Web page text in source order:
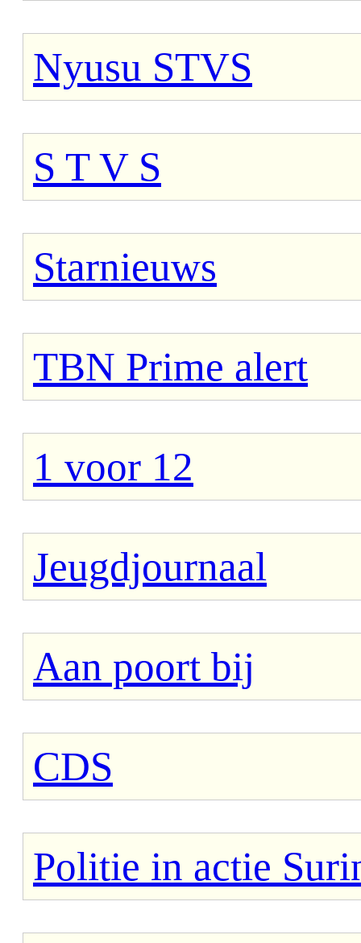
Nyusu STVS
S T V S
Starnieuws
TBN Prime alert
1 voor 12
Jeugdjournaal
Aan poort bij
CDS
Politie in actie